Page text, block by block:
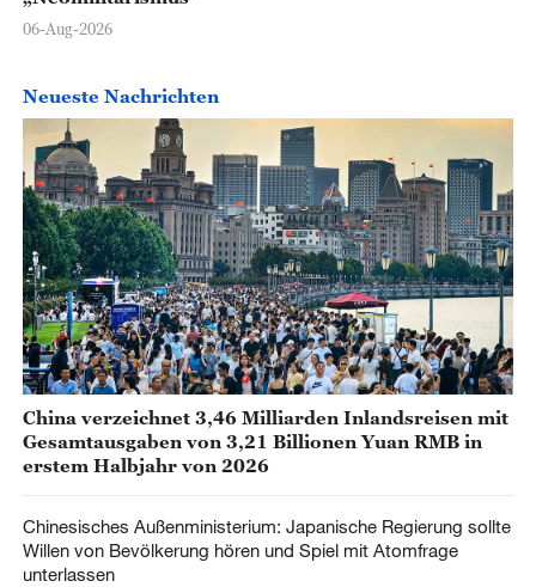
06-Aug-2026
Neueste Nachrichten
China verzeichnet 3,46 Milliarden Inlandsreisen mit
Gesamtausgaben von 3,21 Billionen Yuan RMB in
erstem Halbjahr von 2026
Chinesisches Außenministerium: Japanische Regierung sollte
Willen von Bevölkerung hören und Spiel mit Atomfrage
unterlassen